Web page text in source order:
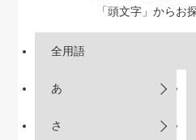
「頭文字」からお
全用語
あ
さ